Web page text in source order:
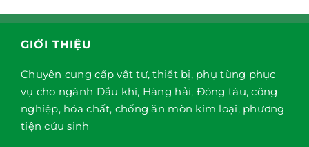
GIỚI THIỆU
Chuyên cung cấp vật tư, thiết bị, phụ tùng phục
vụ cho ngành Dầu khí, Hàng hải, Đóng tàu, công
nghiệp, hóa chất, chống ăn mòn kim loại, phương
tiện cứu sinh